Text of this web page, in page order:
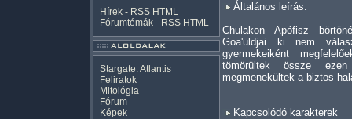
Hírek - RSS HTML
Fórumtémák - RSS HTML
Stargate: Atlantis
Feliratok
Mitológia
Fórum
Képek
Általános leírás:
Chulakon Apófisz
Goa'uldjai ki nem
gyermekeiként
tömörültek össze
megmenekültek a biztos
Kapcsolódó karakterek